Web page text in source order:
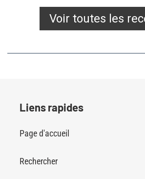
Voir toutes les
Liens rapides
Page d'accueil
Rechercher